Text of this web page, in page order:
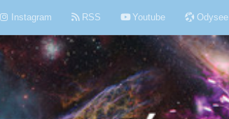
Instagram RSS Youtube Odysee